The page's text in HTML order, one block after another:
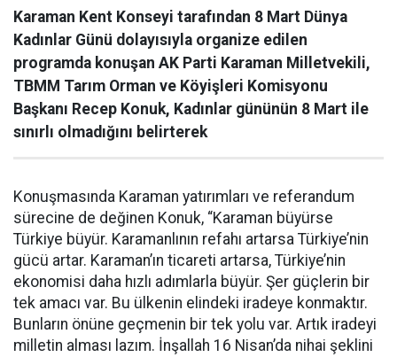
Karaman Kent Konseyi tarafından 8 Mart Dünya
Kadınlar Günü dolayısıyla organize edilen
programda konuşan AK Parti Karaman Milletvekili,
TBMM Tarım Orman ve Köyişleri Komisyonu
Başkanı Recep Konuk, Kadınlar gününün 8 Mart ile
sınırlı olmadığını belirterek
Konuşmasında Karaman yatırımları ve referandum
sürecine de değinen Konuk, “Karaman büyürse
Türkiye büyür. Karamanlının refahı artarsa Türkiye’nin
gücü artar. Karaman’ın ticareti artarsa, Türkiye’nin
ekonomisi daha hızlı adımlarla büyür. Şer güçlerin bir
tek amacı var. Bu ülkenin elindeki iradeye konmaktır.
Bunların önüne geçmenin bir tek yolu var. Artık iradeyi
milletin alması lazım. İnşallah 16 Nisan’da nihai şeklini